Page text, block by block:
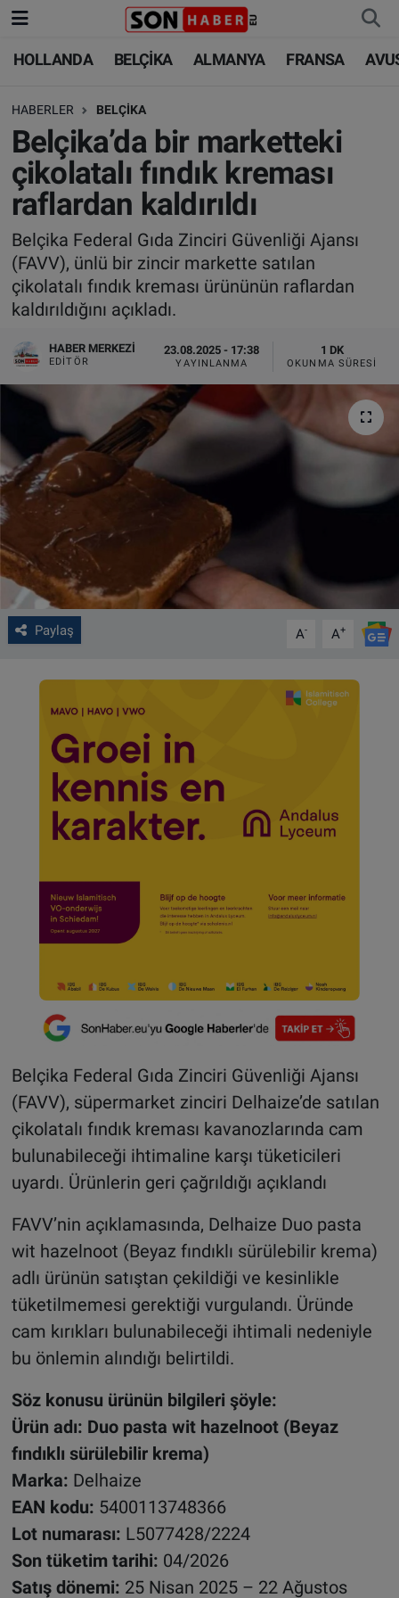
HOLLANDA BELÇİKA ALMANYA FRANSA
HABERLER BELÇİKA
Belçika’da bir marketteki
çikolatalı fındık kreması
raflardan kaldırıldı
Belçika Federal Gıda Zinciri Güvenliği Ajansı
(FAVV), ünlü bir zincir markette satılan
çikolatalı fındık kreması ürününün raflardan
kaldırıldığını açıkladı.
HABER MERKEZI
EDITÖR
23.08.2025 - 17:38
YAYINLANMA
1 DK
OKUNMA SÜRESI
Paylaş A- A+
Belçika Federal Gıda Zinciri Güvenliği Ajansı
(FAVV), süpermarket zinciri Delhaize’de satılan
çikolatalı fındık kreması kavanozlarında cam
bulunabileceği ihtimaline karşı tüketicileri
uyardı. Ürünlerin geri çağrıldığı açıklandı
FAVV’nin açıklamasında, Delhaize Duo pasta
wit hazelnoot (Beyaz fındıklı sürülebilir krema)
adlı ürünün satıştan çekildiği ve kesinlikle
tüketilmemesi gerektiği vurgulandı. Üründe
cam kırıkları bulunabileceği ihtimali nedeniyle
bu önlemin alındığı belirtildi.
Söz konusu ürünün bilgileri şöyle:
Ürün adı: Duo pasta wit hazelnoot (Beyaz
fındıklı sürülebilir krema)
Marka: Delhaize
EAN kodu: 5400113748366
Lot numarası: L5077428/2224
Son tüketim tarihi: 04/2026
Satış dönemi: 25 Nisan 2025 – 22 Ağustos
HOLLANDA
BELÇİKA
ALMANYA
FRANSA
AVUSTURYA
SAĞLIK - YAŞAM
BİLİM-TEKNOLOJİ
HOLLANDA
BELÇİKA
ALMANYA
TÜRKİYE
DÜNYA
BİLİM-TEKNOLOJİ
SAĞLIK
FOTO GALERİ
VIDEO GALERİ
ALGEMENE VOORWAARDEN
CONTACT
Çerez Politikası
Nöbetçi Eczaneler
Hava Durumu
Trafik Durumu
Süper Lig Puan Durumu ve Fikstür
Tüm Manşetler
Son Dakika Haberleri
Haber Arşivi